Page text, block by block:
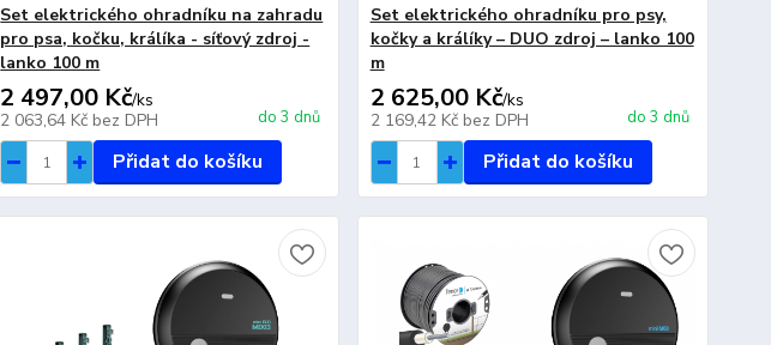
Set elektrického ohradníku na zahradu
pro psa, kočku, králíka - síťový zdroj -
lanko 100 m
2 497,00 Kč/ks
2 063,64 Kč bez DPH do 3 dnů
Přidat do košíku
Set elektrického ohradníku pro psy,
kočky a králíky – DUO zdroj – lanko 100
m
2 625,00 Kč/ks
2 169,42 Kč bez DPH do 3 dnů
Přidat do košíku